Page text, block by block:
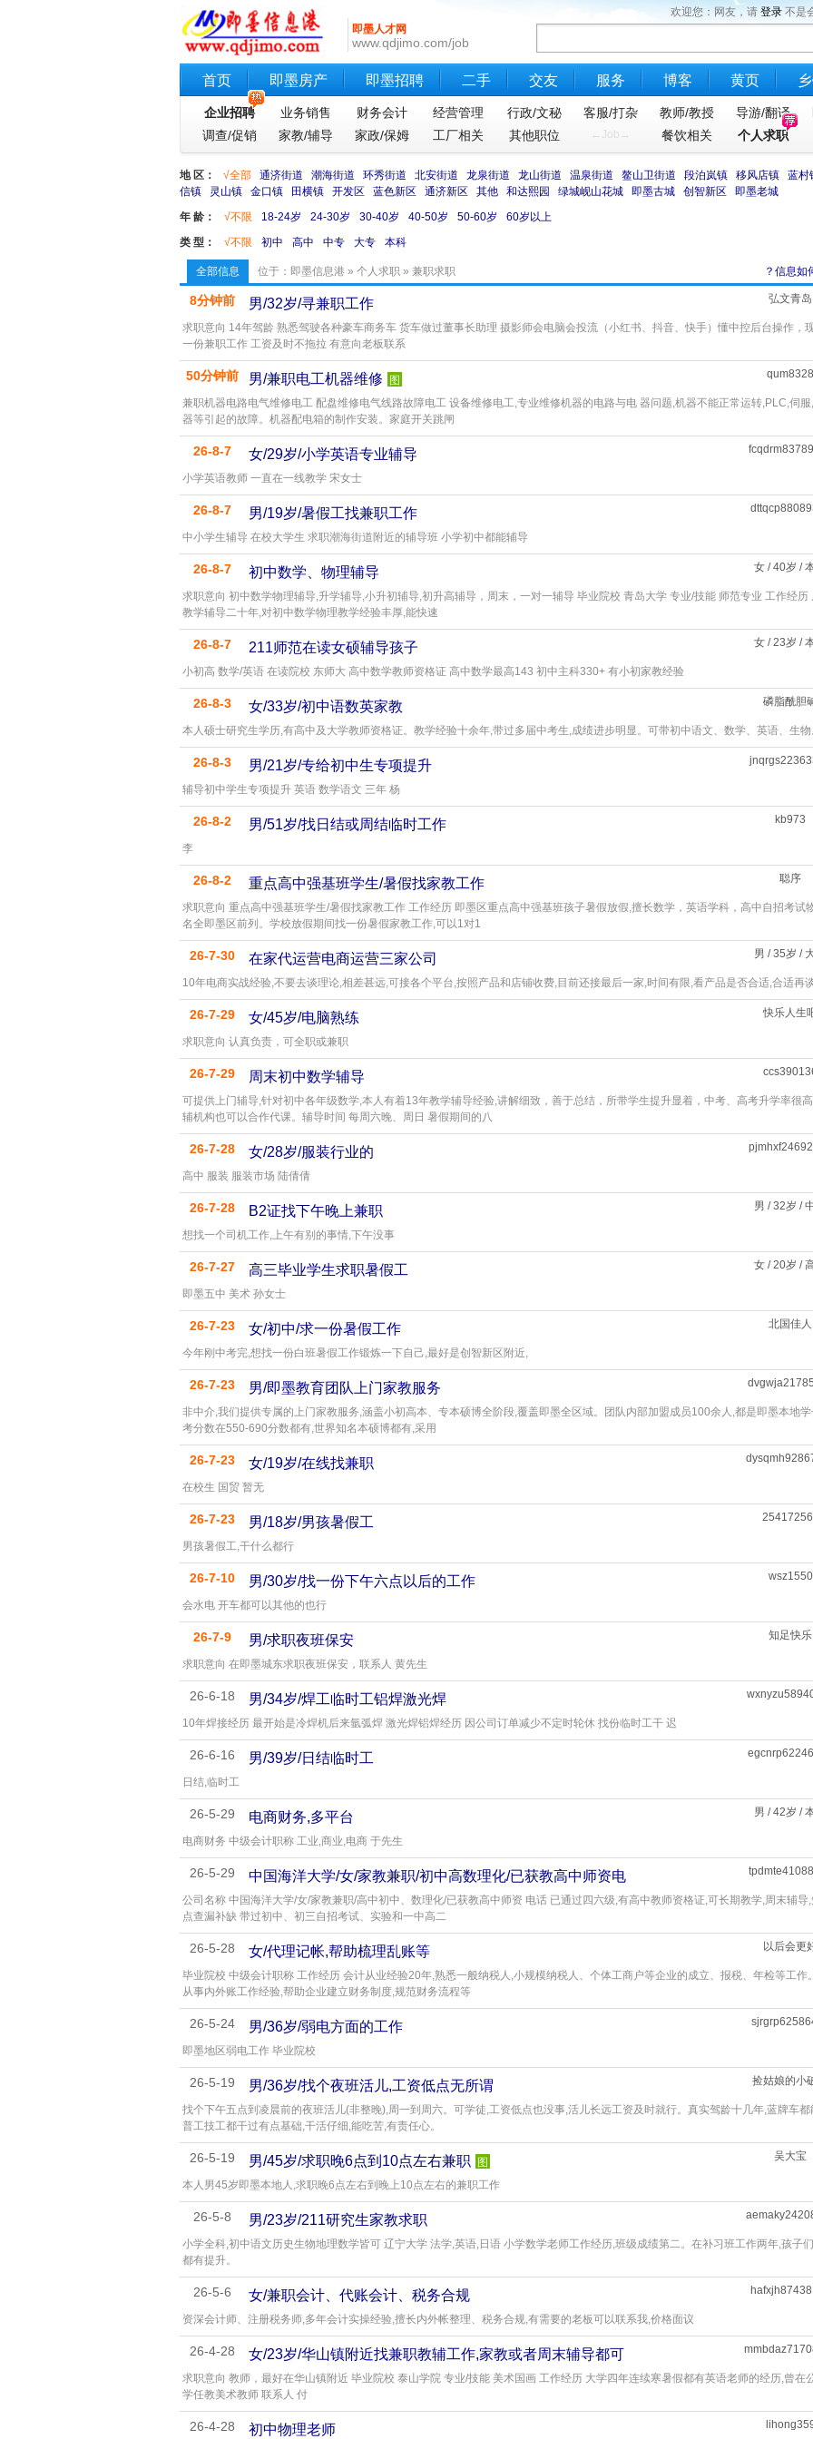
即墨人才网
www.qdjimo.com/job
欢迎您：网友，请 登录 不是
首页 即墨房产 即墨招聘 二手 交友 服务 博客 黄页
企业招聘 业务销售 财务会计 经营管理 行政/文秘 客服/打杂 教师/教授 导游/翻译
调查/促销
家教/辅导 家政/保姆 工厂相关 其他职位 ←Job→ 餐饮相关 个人求职
地 区： √全部 通济街道 潮海街道 环秀街道 北安街道 龙泉街道 龙山街道 温泉街道 鳌山卫街道 段泊岚镇 移风店镇 蓝村
信镇
灵山镇 金口镇 田横镇 开发区 蓝色新区 通济新区 其他 和达熙园 绿城岘山花城 即墨古城 创智新区
即墨老城
年 龄：
√不限 18-24岁 24-30岁 30-40岁 40-50岁 50-60岁
60岁以上
类 型：
√不限 初中 高中 中专 大专 本科
全部信息 位于： 即墨信息港 » 个人求职 » 兼职求职 ？信息如
8分钟前 男/32岁/寻兼职工作 弘文青岛
求职意向 14年驾龄 熟悉驾驶各种豪车商务车 货车做过董事长助理 摄影师会电脑会投流（小红书、抖音、快手）懂中控后台操作，
一份兼职工作 工资及时不拖拉 有意向老板联系
50分钟前 男/兼职电工机器维修 图 qum8328
兼职机器电路电气维修电工 配盘维修电气线路故障电工 设备维修电工,专业维修机器的电路与电 器问题,机器不能正常运转,PLC,伺服
器等引起的故障。机器配电箱的制作安装。家庭开关跳闸
26-8-7 女/29岁/小学英语专业辅导
小学英语教师 一直在一线教学 宋女士
26-8-7 男/19岁/暑假工找兼职工作
中小学生辅导 在校大学生 求职潮海街道附近的辅导班 小学初中都能辅导
26-8-7 初中数学、物理辅导 女 / 40岁 /
求职意向 初中数学物理辅导,升学辅导,小升初辅导,初升高辅导，周末，一对一辅导 毕业院校 青岛大学 专业/技能 师范专业 工作经历
教学辅导二十年,对初中数学物理教学经验丰厚,能快速
26-8-7 211师范在读女硕辅导孩子 女 / 23岁 /
小初高 数学/英语 在读院校 东师大 高中数学教师资格证 高中数学最高143 初中主科330+ 有小初家教经验
26-8-3 女/33岁/初中语数英家教 磷脂酰胆
本人硕士研究生学历,有高中及大学教师资格证。教学经验十余年,带过多届中考生,成绩进步明显。可带初中语文、数学、英语、生物
26-8-3 男/21岁/专给初中生专项提升
辅导初中学生专项提升 英语 数学语文 三年 杨
26-8-2 男/51岁/找日结或周结临时工作 kb973
李
26-8-2 重点高中强基班学生/暑假找家教工作 聪序
求职意向 重点高中强基班学生/暑假找家教工作 工作经历 即墨区重点高中强基班孩子暑假放假,擅长数学，英语学科，高中自招考试
名全即墨区前列。学校放假期间找一份暑假家教工作,可以1对1
26-7-30 在家代运营电商运营三家公司 男 / 35岁 /
10年电商实战经验,不要去谈理论,相差甚远,可接各个平台,按照产品和店铺收费,目前还接最后一家,时间有限,看产品是否合适,合适再
26-7-29 女/45岁/电脑熟练 快乐人生
求职意向 认真负责，可全职或兼职
26-7-29 周末初中数学辅导
可提供上门辅导,针对初中各年级数学,本人有着13年教学辅导经验,讲解细致，善于总结，所带学生提升显着，中考、高考升学率很
辅机构也可以合作代课。辅导时间 每周六晚、周日 暑假期间的八
26-7-28 女/28岁/服装行业的
高中 服装 服装市场 陆倩倩
26-7-28 B2证找下午晚上兼职 男 / 32岁 /
想找一个司机工作,上午有别的事情,下午没事
26-7-27 高三毕业学生求职暑假工 女 / 20岁 /
即墨五中 美术 孙女士
26-7-23 女/初中/求一份暑假工作 北国佳人
今年刚中考完,想找一份白班暑假工作锻炼一下自己,最好是创智新区附近,
26-7-23 男/即墨教育团队上门家教服务
非中介,我们提供专属的上门家教服务,涵盖小初高本、专本硕博全阶段,覆盖即墨全区域。团队内部加盟成员100余人,都是即墨本地学
考分数在550-690分数都有,世界知名本硕博都有,采用
26-7-23 女/19岁/在线找兼职
在校生 国贸 暂无
26-7-23 男/18岁/男孩暑假工
男孩暑假工,干什么都行
26-7-10 男/30岁/找一份下午六点以后的工作 wsz1550
会水电 开车都可以其他的也行
26-7-9 男/求职夜班保安 知足快乐
求职意向 在即墨城东求职夜班保安，联系人 黄先生
26-6-18 男/34岁/焊工临时工铝焊激光焊
10年焊接经历 最开始是冷焊机后来氩弧焊 激光焊铝焊经历 因公司订单减少不定时轮休 找份临时工干 迟
26-6-16 男/39岁/日结临时工
日结,临时工
26-5-29 电商财务,多平台 男 / 42岁 /
电商财务 中级会计职称 工业,商业,电商 于先生
26-5-29 中国海洋大学/女/家教兼职/初中高数理化/已获教高中师资电
公司名称 中国海洋大学/女/家教兼职/高中初中、数理化/已获教高中师资 电话 已通过四六级,有高中教师资格证,可长期教学,周末辅导,
点查漏补缺 带过初中、初三自招考试、实验和一中高二
26-5-28 女/代理记帐,帮助梳理乱账等 以后会更
毕业院校 中级会计职称 工作经历 会计从业经验20年,熟悉一般纳税人,小规模纳税人、个体工商户等企业的成立、报税、年检等工作
从事内外账工作经验,帮助企业建立财务制度,规范财务流程等
26-5-24 男/36岁/弱电方面的工作
即墨地区弱电工作 毕业院校
26-5-19 男/36岁/找个夜班活儿,工资低点无所谓 捡姑娘的小
找个下午五点到凌晨前的夜班活儿(非整晚),周一到周六。可学徒,工资低点也没事,活儿长远工资及时就行。真实驾龄十几年,蓝牌车都
普工技工都干过有点基础,干活仔细,能吃苦,有责任心。
26-5-19 男/45岁/求职晚6点到10点左右兼职 图 吴大宝
本人男45岁即墨本地人,求职晚6点左右到晚上10点左右的兼职工作
26-5-8 男/23岁/211研究生家教求职
小学全科,初中语文历史生物地理数学皆可 辽宁大学 法学,英语,日语 小学数学老师工作经历,班级成绩第二。在补习班工作两年,孩子
都有提升。
26-5-6 女/兼职会计、代账会计、税务合规
资深会计师、注册税务师,多年会计实操经验,擅长内外帐整理、税务合规,有需要的老板可以联系我,价格面议
26-4-28 女/23岁/华山镇附近找兼职教辅工作,家教或者周末辅导都可
求职意向 教师，最好在华山镇附近 毕业院校 泰山学院 专业/技能 美术国画 工作经历 大学四年连续寒暑假都有英语老师的经历,曾在
学任教美术教师 联系人 付
26-4-28 初中物理老师